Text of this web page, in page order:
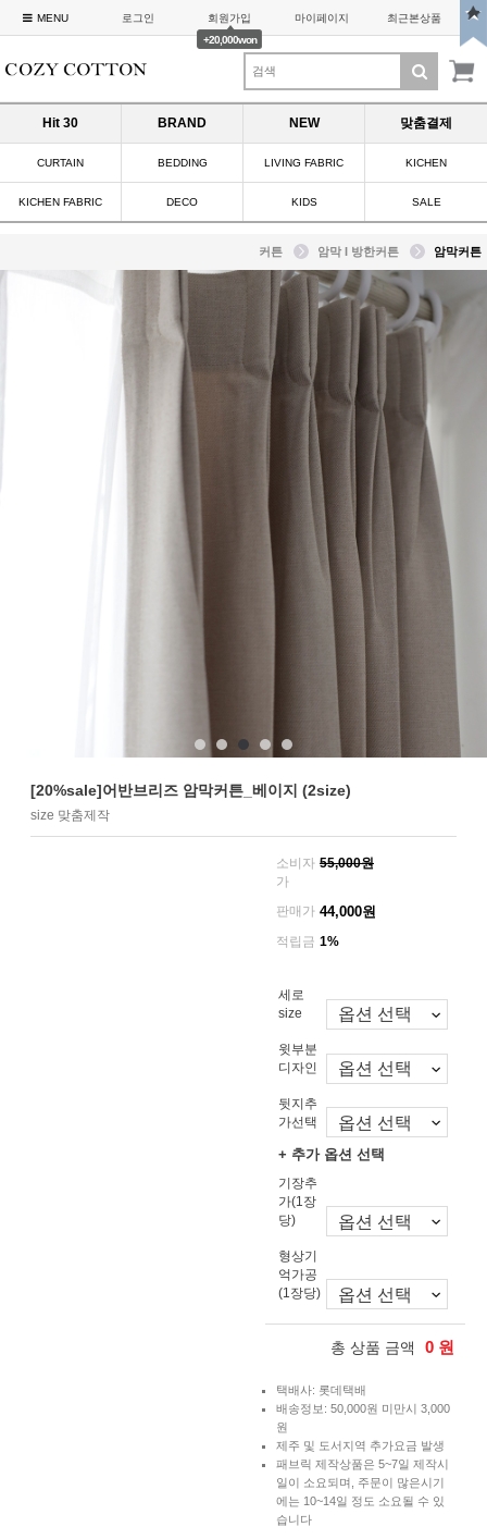
MENU 로그인
회원가입
+20,000won
마이페이지 최근본상품
Hit 30 BRAND NEW 맞춤결제
CURTAIN BEDDING LIVING FABRIC KICHEN
KICHEN FABRIC DECO KIDS SALE
커튼 암막 I 방한커튼 암막커튼
[20%sale]어반브리즈 암막커튼_베이지 (2size)
size 맞춤제작
소비자
가
55,000원
판매가 44,000원
적립금 1%
세로
size
윗부분
디자인
뒷지추
가선택
+ 추가 옵션 선택
기장추
가(1장
당)
형상기
억가공
(1장당)
총 상품 금액 0 원
택배사: 롯데택배
배송정보: 50,000원 미만시 3,000
원
제주 및 도서지역 추가요금 발생
패브릭 제작상품은 5~7일 제작시
일이 소요되며, 주문이 많은시기
에는 10~14일 정도 소요될 수 있
습니다